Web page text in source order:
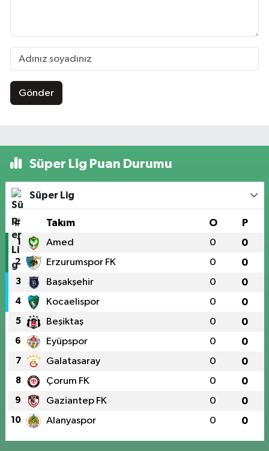
Gönder
Süper Lig Puan Durumu
Süper Lig
# Takım O P
1 Amed 0 0
2 Erzurumspor FK 0 0
3 Başakşehir 0 0
4 Kocaelispor 0 0
5 Beşiktaş 0 0
6 Eyüpspor 0 0
7 Galatasaray 0 0
8 Çorum FK 0 0
9 Gaziantep FK 0 0
10 Alanyaspor 0 0